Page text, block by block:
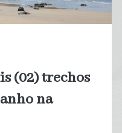
(02) trechos
na